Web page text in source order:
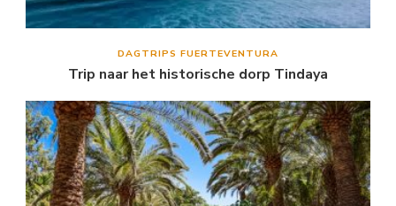
DAGTRIPS FUERTEVENTURA
Trip naar het historische dorp Tindaya